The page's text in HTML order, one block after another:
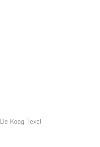
De Koog Texel